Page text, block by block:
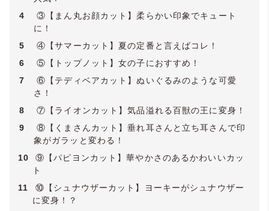
4
③【まん丸お顔カット】柔らかい印象でキュート
に！
5
④【サマーカット】夏の定番と言えばコレ！
6
⑤【トップノット】女の子におすすめ！
7
⑥【テディベアカット】ぬいぐるみのような可愛
さ！
8
⑦【ライオンカット】気品溢れる百獣の王に変身！
9
⑧【くまさんカット】垂れ耳さんと立ち耳さんで印
象がガラッと変わる！
10
⑨【パピヨンカット】華やかさのあるかわいいカッ
ト
11
⑩【シュナウザーカット】ヨーキーがシュナウザー
に変身！？